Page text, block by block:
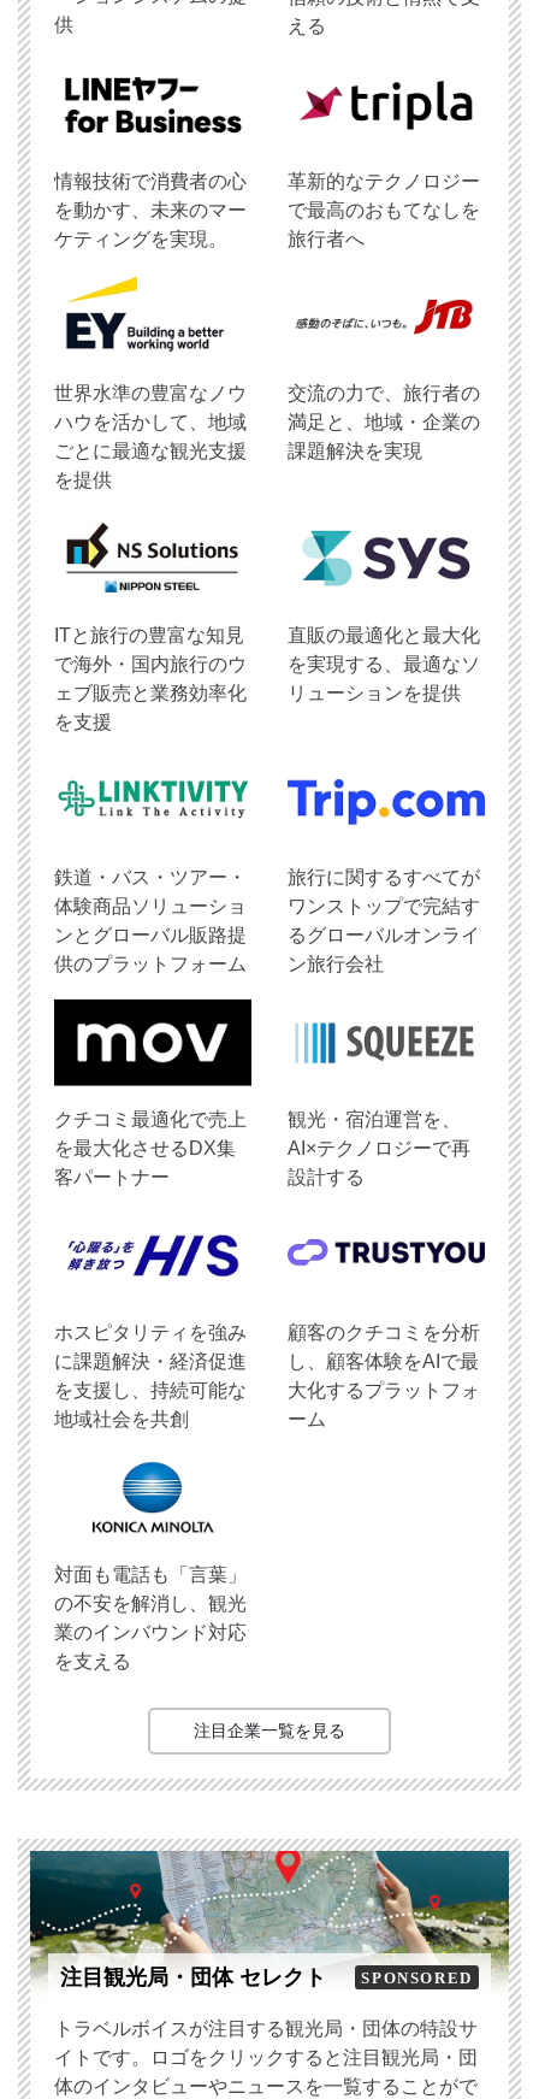
供
える
情報技術で消費者の心
を動かす、未来のマー
ケティングを実現。
革新的なテクノロジー
で最高のおもてなしを
旅行者へ
世界水準の豊富なノウ
ハウを活かして、地域
ごとに最適な観光支援
を提供
交流の力で、旅行者の
満足と、地域・企業の
課題解決を実現
ITと旅行の豊富な知見
で海外・国内旅行のウ
ェブ販売と業務効率化
を支援
直販の最適化と最大化
を実現する、最適なソ
リューションを提供
鉄道・バス・ツアー・
体験商品ソリューショ
ンとグローバル販路提
供のプラットフォーム
旅行に関するすべてが
ワンストップで完結す
るグローバルオンライ
ン旅行会社
クチコミ最適化で売上
を最大化させるDX集
客パートナー
観光・宿泊運営を、
AI×テクノロジーで再
設計する
ホスピタリティを強み
に課題解決・経済促進
を支援し、持続可能な
地域社会を共創
顧客のクチコミを分析
し、顧客体験をAIで最
大化するプラットフォ
ーム
対面も電話も「言葉」
の不安を解消し、観光
業のインバウンド対応
を支える
注目企業一覧を見る
注目観光局・団体 セレクト SPONSORED
トラベルボイスが注目する観光局・団体の特設サ
イトです。ロゴをクリックすると注目観光局・団
体のインタビューやニュースを一覧することがで